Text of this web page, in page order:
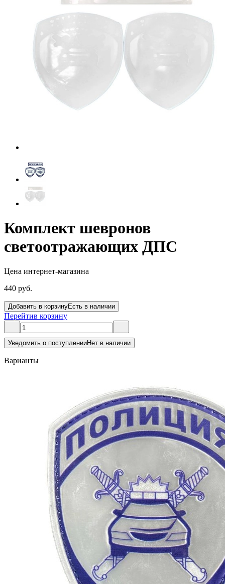
Комплект шевронов
светоотражающих ДПС
Цена интернет-магазина
440 руб.
Добавить в корзинуЕсть в наличии
Перейтив корзину
Уведомить о поступленииНет в наличии
Варианты